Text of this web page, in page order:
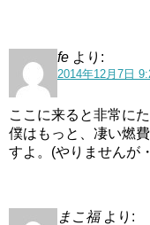
fe より:
2014年12月7日
ここに来ると非常に
僕はもっと、凄い燃
すよ。(やりませんが
まこ福 より: